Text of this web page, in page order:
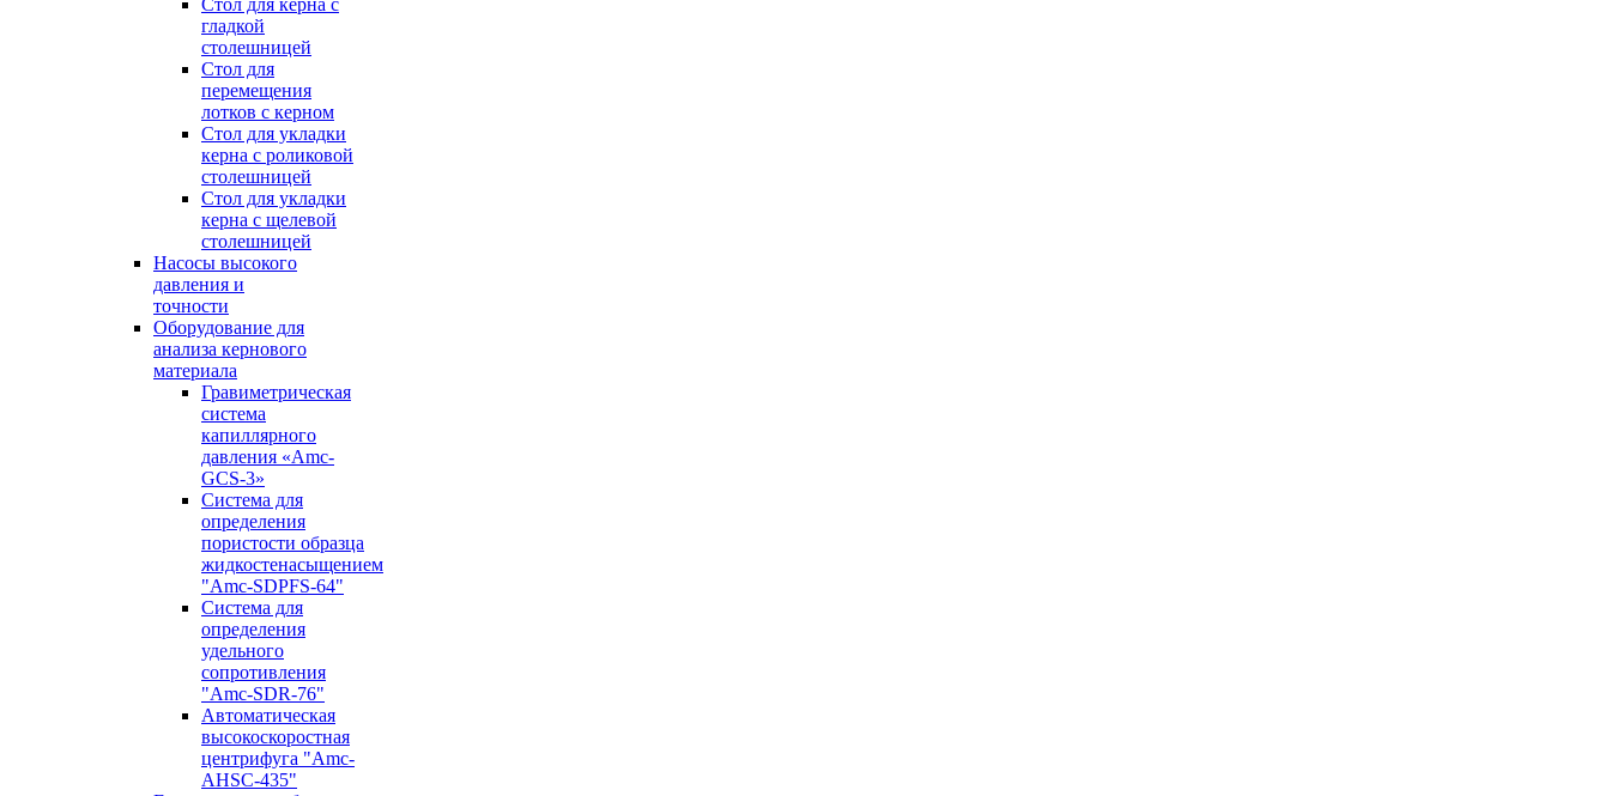
Стол для керна с
гладкой
столешницей
Стол для
перемещения
лотков с керном
Стол для укладки
керна с роликовой
столешницей
Стол для укладки
керна с щелевой
столешницей
Насосы высокого
давления и
точности
Оборудование для
анализа кернового
материала
Гравиметрическая
система
капиллярного
давления «Amc-
GCS-3»
Система для
определения
пористости образца
жидкостенасыщением
"Amc-SDPFS-64"
Система для
определения
удельного
сопротивления
"Amc-SDR-76"
Автоматическая
высокоскоростная
центрифуга "Amc-
AHSC-435"